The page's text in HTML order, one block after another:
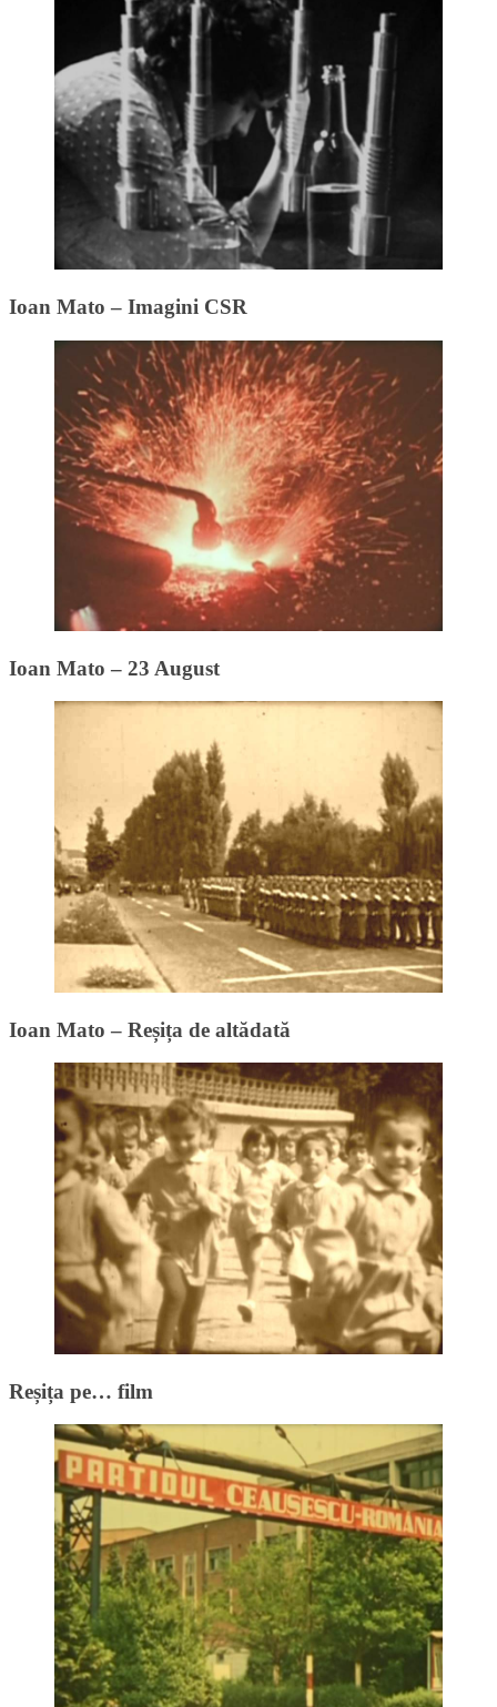
Ioan Mato – Imagini CSR
Ioan Mato – 23 August
Ioan Mato – Reșița de altădată
Reșița pe… film